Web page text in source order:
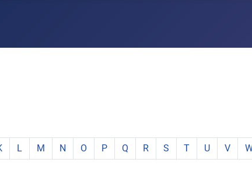
Buchstabe:
mit Buchstabe:
mit Buchstabe:
Elemente mit Buchstabe:
zeige Elemente mit Buchstabe:
L zeige Elemente mit Buchstabe:
M zeige Elemente mit Buchstabe:
N zeige Elemente mit Buchstabe:
O zeige Elemente mit Buchstabe:
P zeige Elemente mit Buchstabe:
Q zeige Elemente mit
R zeige Elemente mit
S zeige Elemente
T zeige
U zeige
V